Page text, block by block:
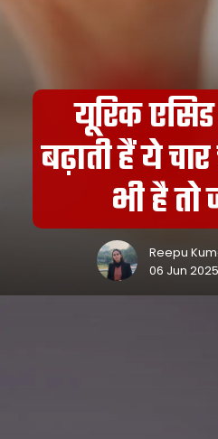
यूरिक
बढ़ाती हैं ये
भी है
Reepu
06 Jun 2025